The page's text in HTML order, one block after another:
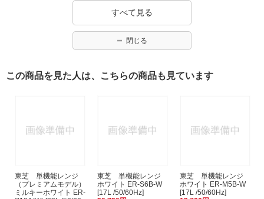
すべて見る
閉じる
この商品を見た人は、こちらの商品も見ています
東芝 単機能レンジ
（プレミアムモデル）
ミルキーホワイト ER-
東芝 単機能レンジ
ホワイト ER-S6B-W
[17L /50/60Hz]
東芝 単機能レンジ
ホワイト ER-M5B-W
[17L /50/60Hz]